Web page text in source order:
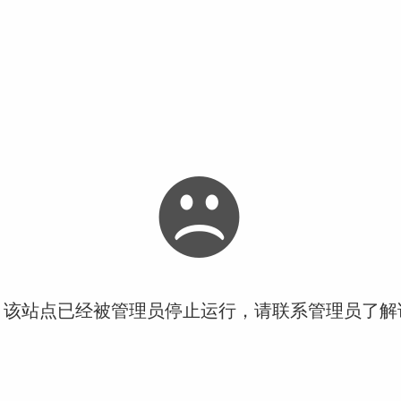
站点已经被管理员停止运行，请联系管理员了